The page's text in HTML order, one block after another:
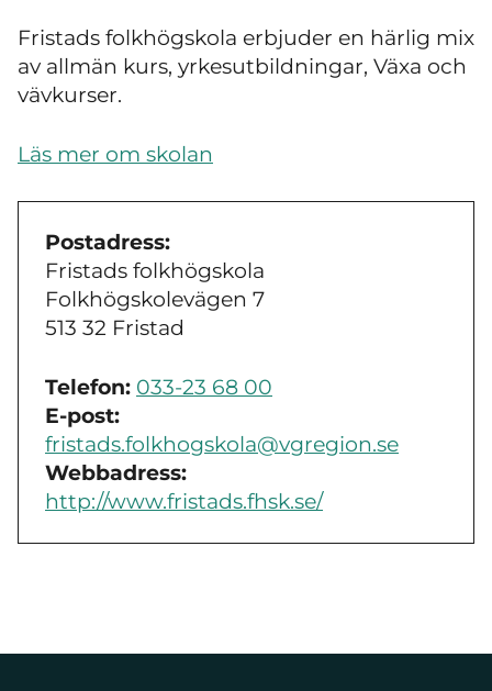
Fristads folkhögskola erbjuder en härlig mix
av allmän kurs, yrkesutbildningar, Växa och
vävkurser.
Läs mer om skolan
Postadress:
Fristads folkhögskola
Folkhögskolevägen 7
513 32 Fristad
Telefon: 033-23 68 00
E-post:
fristads.folkhogskola@vgregion.se
Webbadress:
http://www.fristads.fhsk.se/